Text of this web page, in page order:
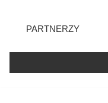
zmienić/wycofać
znajdujący się w
użytkownika, ale
przetwarzaniu.
PARTNERZY